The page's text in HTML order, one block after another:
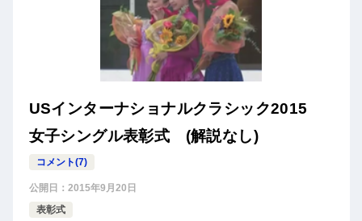
USインターナショナルクラシック2015
女子シングル表彰式 (解説なし)
コメント(7)
公開日： 2015年9月20日
表彰式